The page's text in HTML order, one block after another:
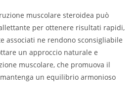
muscolare steroidea può
per ottenere risultati rapidi,
associati ne rendono sconsigliabile
un approccio naturale e
muscolare, che promuova il
un equilibrio armonioso